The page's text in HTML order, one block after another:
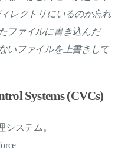
レクトリにいるのか忘れ
ファイルに書き込んだ
いファイルを上書きして
Systems (CVCs)
ステム。